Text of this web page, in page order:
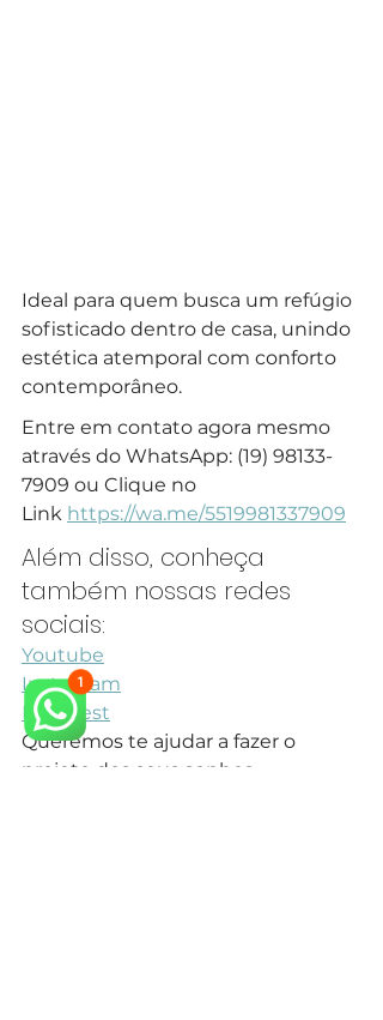
Ideal para quem busca um refúgio
sofisticado dentro de casa, unindo
estética atemporal com conforto
contemporâneo.
Entre em contato agora mesmo
através do WhatsApp: (19) 98133-
7909 ou Clique no
Link https://wa.me/5519981337909
Além disso, conheça
também nossas redes
sociais:
Youtube
Instagram
Pinterest
Queremos te ajudar a fazer o
projeto dos seus sonhos.